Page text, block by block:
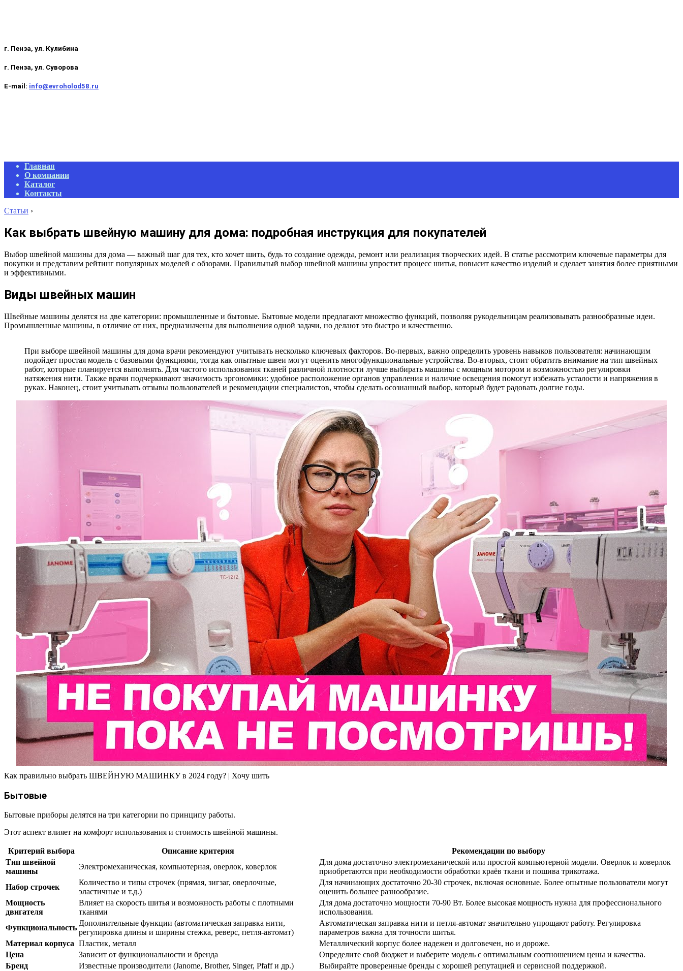
г. Пенза, ул. Кулибина
г. Пенза, ул. Суворова
E-mail: info@evroholod58.ru
Primary
Navigation
Menu
Главная
О компании
Каталог
Контакты
Статьи ›
Как выбрать швейную машину для дома: подробная инструкция для покупателей
Выбор швейной машины для дома — важный шаг для тех, кто хочет шить, будь то создание одежды, ремонт или реализация творческих идей. В статье рассмотрим ключевые параметры для
покупки и представим рейтинг популярных моделей с обзорами. Правильный выбор швейной машины упростит процесс шитья, повысит качество изделий и сделает занятия более приятными
и эффективными.
Виды швейных машин
Швейные машины делятся на две категории: промышленные и бытовые. Бытовые модели предлагают множество функций, позволяя рукодельницам реализовывать разнообразные идеи.
Промышленные машины, в отличие от них, предназначены для выполнения одной задачи, но делают это быстро и качественно.
При выборе швейной машины для дома врачи рекомендуют учитывать несколько ключевых факторов. Во-первых, важно определить уровень навыков пользователя: начинающим
подойдет простая модель с базовыми функциями, тогда как опытные швеи могут оценить многофункциональные устройства. Во-вторых, стоит обратить внимание на тип швейных
работ, которые планируется выполнять. Для частого использования тканей различной плотности лучше выбирать машины с мощным мотором и возможностью регулировки
натяжения нити. Также врачи подчеркивают значимость эргономики: удобное расположение органов управления и наличие освещения помогут избежать усталости и напряжения в
руках. Наконец, стоит учитывать отзывы пользователей и рекомендации специалистов, чтобы сделать осознанный выбор, который будет радовать долгие годы.
Как правильно выбрать ШВЕЙНУЮ МАШИНКУ в 2024 году? | Хочу шить
Бытовые
Бытовые приборы делятся на три категории по принципу работы.
Этот аспект влияет на комфорт использования и стоимость швейной машины.
Критерий выбора Описание критерия
Рекомендации по выбору
Тип швейной
машины
Электромеханическая, компьютерная, оверлок, коверлок
Для дома достаточно электромеханической или простой компьютерной модели. Оверлок и коверлок
приобретаются при необходимости обработки краёв ткани и пошива трикотажа.
Набор строчек
Количество и типы строчек (прямая, зигзаг, оверлочные,
эластичные и т.д.)
Для начинающих достаточно 20-30 строчек, включая основные. Более опытные пользователи могут
оценить большее разнообразие.
Мощность
двигателя
Влияет на скорость шитья и возможность работы с плотными
тканями
Для дома достаточно мощности 70-90 Вт. Более высокая мощность нужна для профессионального
использования.
Функциональность
Дополнительные функции (автоматическая заправка нити,
регулировка длины и ширины стежка, реверс, петля-автомат)
Автоматическая заправка нити и петля-автомат значительно упрощают работу. Регулировка
параметров важна для точности шитья.
Материал корпуса Пластик, металл
Металлический корпус более надежен и долговечен, но и дороже.
Цена
Зависит от функциональности и бренда
Определите свой бюджет и выберите модель с оптимальным соотношением цены и качества.
Бренд
Известные производители (Janome, Brother, Singer, Pfaff и др.)
Выбирайте проверенные бренды с хорошей репутацией и сервисной поддержкой.